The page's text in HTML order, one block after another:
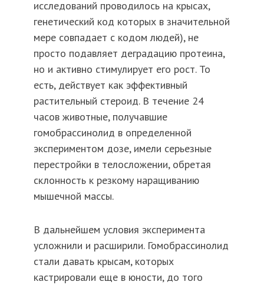
исследований проводилось на крысах,
генетический код которых в значительной
мере совпадает с кодом людей), не
просто подавляет деградацию протеина,
но и активно стимулирует его рост. То
есть, действует как эффективный
растительный стероид. В течение 24
часов животные, получавшие
гомобрассинолид в определенной
экспериментом дозе, имели серьезные
перестройки в телосложении, обретая
склонность к резкому наращиванию
мышечной массы.
В дальнейшем условия эксперимента
усложнили и расширили. Гомобрассинолид
стали давать крысам, которых
кастрировали еще в юности, до того